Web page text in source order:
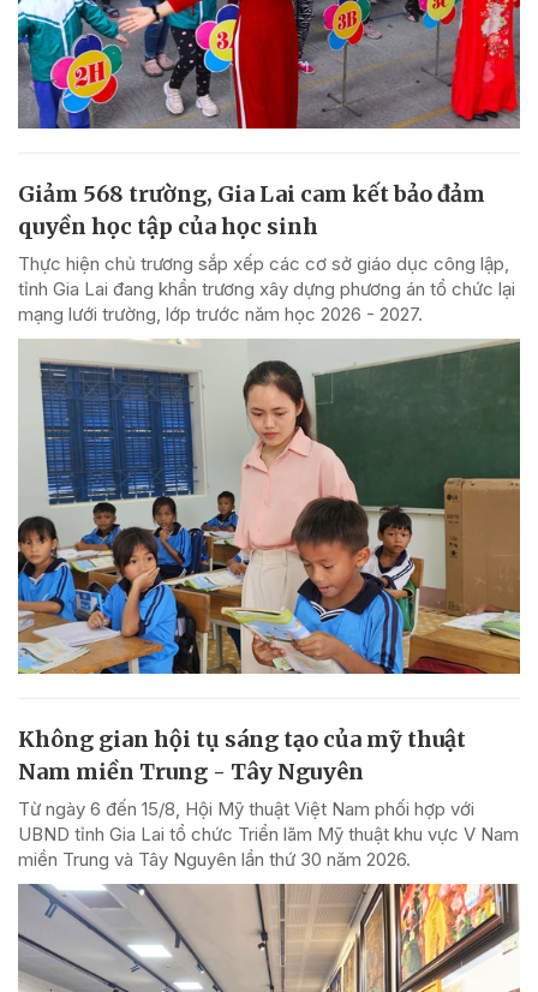
Giảm 568 trường, Gia Lai cam kết bảo đảm
quyền học tập của học sinh
Thực hiện chủ trương sắp xếp các cơ sở giáo dục công lập,
tỉnh Gia Lai đang khẩn trương xây dựng phương án tổ chức lại
mạng lưới trường, lớp trước năm học 2026 - 2027.
Không gian hội tụ sáng tạo của mỹ thuật
Nam miền Trung - Tây Nguyên
Từ ngày 6 đến 15/8, Hội Mỹ thuật Việt Nam phối hợp với
UBND tỉnh Gia Lai tổ chức Triển lãm Mỹ thuật khu vực V Nam
miền Trung và Tây Nguyên lần thứ 30 năm 2026.